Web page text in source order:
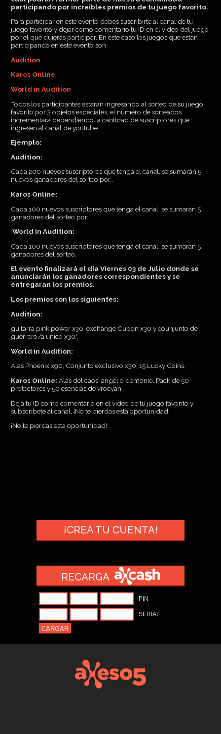
participando por increibles premios de tu juego favorito.
Para participar en este evento debes suscribirte al canal de tu
juego favorito y dejar como comentario tu ID en el video del juego
por el que quieras participar. En este caso los juegos que estan
participando en este evento son
Audition
Karos Online
World in Audition
Todos los participantes estarán ingresando al sorteo de su juego
favorito por 3 objetos especiales, el número de sorteados
incrementará dependiendo la cantidad de suscriptores que
ingresen al canal de youtube.
Ejemplo:
Audition:
Cada 200 nuevos suscriptores que tenga el canal, se sumarán 5
nuevos ganadores del sorteo por..
Karos Online:
Cada 100 nuevos suscriptores que tenga el canal, se sumarán 5
ganadores del sorteo por..
World in Audition:
Cada 100 nuevos suscriptores que tenga el canal, se sumarán 5
ganadores del sorteo.
El evento finalizará el día Viernes 03 de Julio donde se
anunciarán los ganadores correspondientes y se
entregaran los premios.
Los premios son los siguientes:
Audition:
guitarra pink power x30, exchange Cupon x30 y counjunto de
guerrero/a unico x30'.
World in Audition:
Alas Phoenix x90, Conjunto exclusivo x30, 15 Lucky Coins.
Karos Online: Alas del caos, angel o demonio. Pack de 50
protectores y 50 esencias de vrocyan.
Deja tu ID como comentario en el video de tu juego favorito y
subscribete al canal, ¡No te pierdas esta oportunidad!
¡No te pierdas esta oportunidad!
¡CREA TU CUENTA!
RECARGA